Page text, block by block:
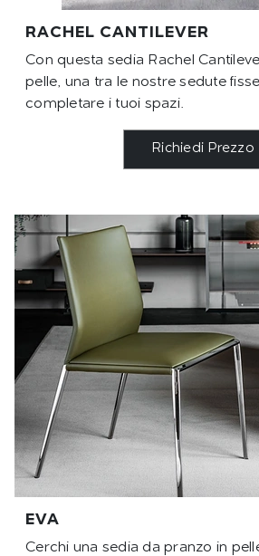
RACHEL CANTILEVER
Con questa sedia Rachel
pelle, una tra le nostre sedute
completare i tuoi spazi.
Richiedi Prezzo
EVA
Cerchi una sedia da pranzo in